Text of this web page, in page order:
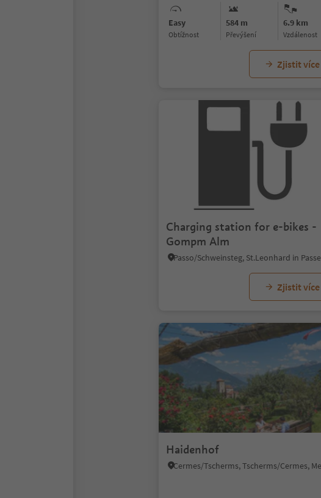
Easy
Obtížnost
584 m
Převýšení
6.9 km
vzdálenost
Zjistit více
Charging station for e-bikes -
Gompm Alm
Zjistit více
Haidenhof